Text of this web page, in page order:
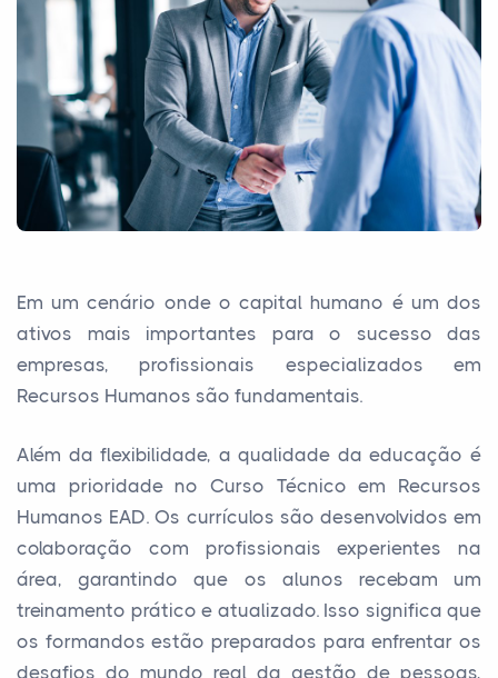
Em um cenário onde o capital humano é um dos
ativos mais importantes para o sucesso das
empresas, profissionais especializados em
Recursos Humanos são fundamentais.
Além da flexibilidade, a qualidade da educação é
uma prioridade no Curso Técnico em Recursos
Humanos EAD. Os currículos são desenvolvidos em
colaboração com profissionais experientes na
área, garantindo que os alunos recebam um
treinamento prático e atualizado. Isso significa que
os formandos estão preparados para enfrentar os
desafios do mundo real da gestão de pessoas,